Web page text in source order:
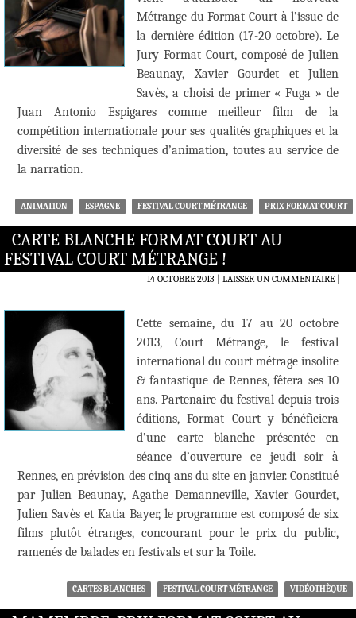
Métrange du Format Court à l’issue de
la dernière édition (17-20 octobre). Le
Jury Format Court, composé de Julien
Beaunay, Xavier Gourdet et Julien
Savès, a choisi de primer « Fuga » de
Juan Antonio Espigares comme meilleur film de la
compétition internationale pour ses qualités graphiques et la
diversité de ses techniques d’animation, toutes au service de
la narration.
ANIMATION ESPAGNE FESTIVAL COURT MÉTRANGE PRIX FORMAT COURT
CARTE BLANCHE FORMAT COURT AU
FESTIVAL COURT MÉTRANGE !
14 OCTOBRE 2013 LAISSER UN COMMENTAIRE|
Cette semaine, du 17 au 20 octobre
2013, Court Métrange, le festival
international du court métrage insolite
& fantastique de Rennes, fêtera ses 10
ans. Partenaire du festival depuis trois
éditions, Format Court y bénéficiera
d’une carte blanche présentée en
séance d’ouverture ce jeudi soir à
Rennes, en prévision des cinq ans du site en janvier. Constitué
par Julien Beaunay, Agathe Demanneville, Xavier Gourdet,
Julien Savès et Katia Bayer, le programme est composé de six
films plutôt étranges, concourant pour le prix du public,
ramenés de balades en festivals et sur la Toile.
CARTES BLANCHES FESTIVAL COURT MÉTRANGE VIDÉOTHÈQUE